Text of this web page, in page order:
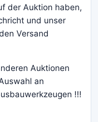
der Auktion haben,
und unser
Versand
Auktionen
an
!!!